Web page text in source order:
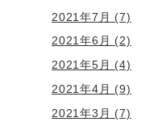
2021年7月 (7)
2021年6月 (2)
2021年5月 (4)
2021年4月 (9)
2021年3月 (7)